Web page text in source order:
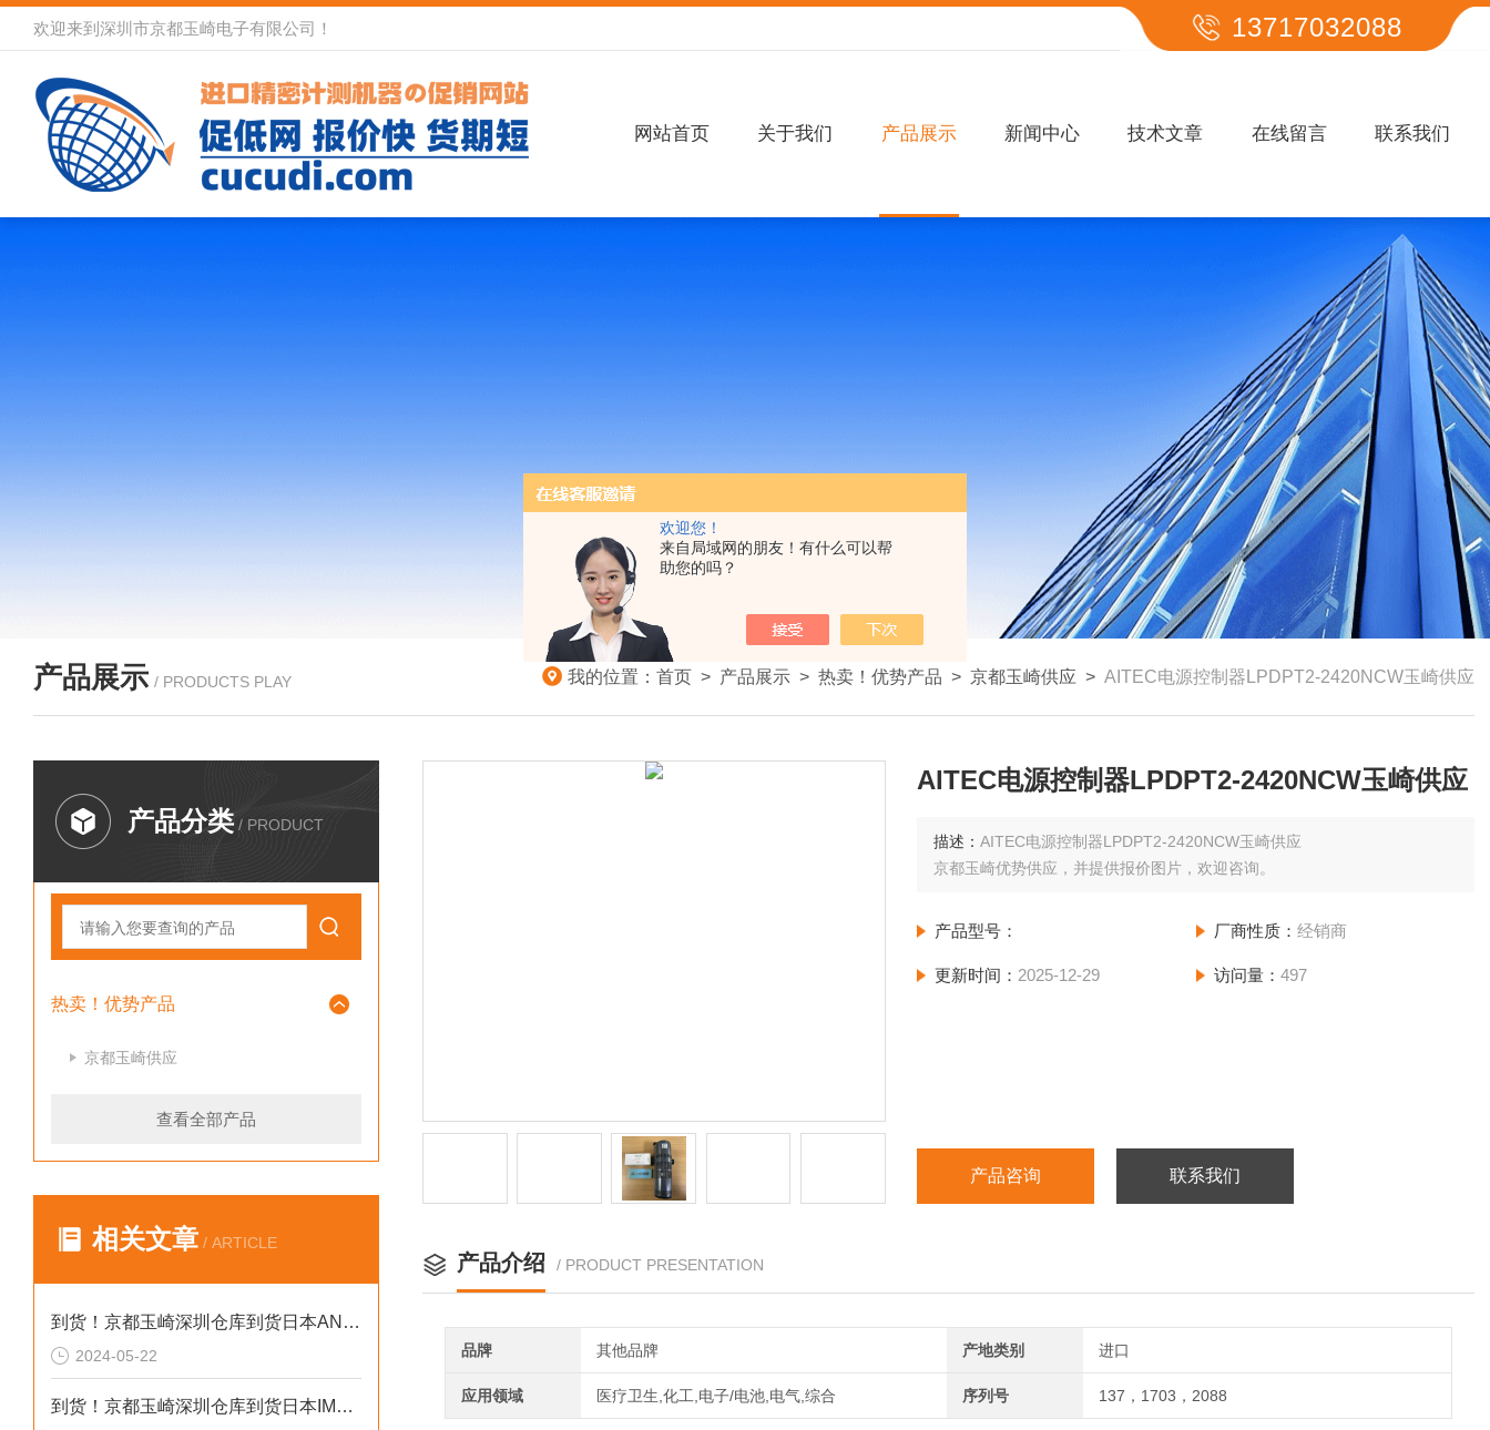
欢迎您！
来自局域网的朋友！有什么可以帮
助您的吗？
欢迎来到深圳市京都玉崎电子有限公司！ 13717032088
网站首页 关于我们 产品展示 新闻中心 技术文章 在线留言 联系我们
产品展示 / PRODUCTS PLAY 我的位置： 首页 > 产品展示 > 热卖！优势产品 > 京都玉崎供应 > AITEC电源控制器LPDPT2-2420NCW玉崎供应
产品分类 / PRODUCT
热卖！优势产品
京都玉崎供应
查看全部产品
相关文章 / ARTICLE
到货！京都玉崎深圳仓库到货日本AND 电子秤HV-60KCEP
2024-05-22
到货！京都玉崎深圳仓库到货日本IMADA 推拉力计 DST-20N
AITEC电源控制器LPDPT2-2420NCW玉崎供应
描述：AITEC电源控制器LPDPT2-2420NCW玉崎供应
京都玉崎优势供应，并提供报价图片，欢迎咨询。
产品型号： 厂商性质： 经销商
更新时间： 2025-12-29 访问量： 497
产品咨询 联系我们
产品介绍 / PRODUCT PRESENTATION
品牌 其他品牌 产地类别 进口
应用领域 医疗卫生,化工,电子/电池,电气,综合 序列号 137，1703，2088